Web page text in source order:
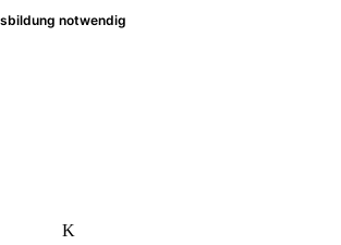
notwendig
K